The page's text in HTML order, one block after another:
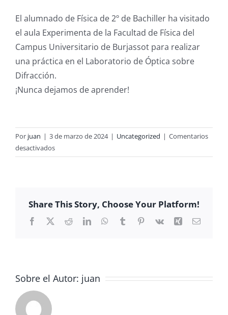
El alumnado de Física de 2º de Bachiller ha visitado
el aula Experimenta de la Facultad de Física del
Campus Universitario de Burjassot para realizar
una práctica en el Laboratorio de Óptica sobre
Difracción.
¡Nunca dejamos de aprender!
Por juan | 3 de marzo de 2024 | Uncategorized | Comentarios
desactivadosen
FÍSICA
TODOS
Share This Story, Choose Your Platform!
Facebook
X RedditLinkedInWhatsApp
TumblrPinterest
Vk Xing Correo
Sobre el Autor: juan